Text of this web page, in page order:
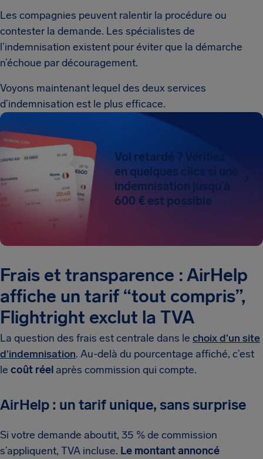
Les compagnies peuvent ralentir la procédure ou
contester la demande. Les spécialistes de
l’indemnisation existent pour éviter que la démarche
n’échoue par découragement.
Voyons maintenant lequel des deux services
d’indemnisation est le plus efficace.
Vol retardé ? Vérifiez
en quelques clics si une
indemnisation jusqu’à
600 € est possible
Frais et transparence : AirHelp
affiche un tarif “tout compris”,
Flightright exclut la TVA
La question des frais est centrale dans le choix d’un site
d’indemnisation. Au-delà du pourcentage affiché, c’est
le coût réel après commission qui compte.
AirHelp : un tarif unique, sans surprise
Si votre demande aboutit, 35 % de commission
s’appliquent, TVA incluse. Le montant annoncé